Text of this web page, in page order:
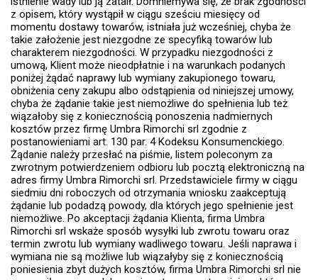
z opisem, który wystąpił w ciągu sześciu miesięcy od
momentu dostawy towarów, istniała już wcześniej, chyba że
takie założenie jest niezgodne ze specyfiką towarów lub
charakterem niezgodności. W przypadku niezgodności z
umową, Klient może nieodpłatnie i na warunkach podanych
poniżej żądać naprawy lub wymiany zakupionego towaru,
obniżenia ceny zakupu albo odstąpienia od niniejszej umowy,
chyba że żądanie takie jest niemożliwe do spełnienia lub też
wiązałoby się z koniecznością ponoszenia nadmiernych
kosztów przez firmę Umbra Rimorchi srl zgodnie z
postanowieniami art. 130 par. 4 Kodeksu Konsumenckiego.
Żądanie należy przesłać na piśmie, listem poleconym za
zwrotnym potwierdzeniem odbioru lub pocztą elektroniczną na
adres firmy Umbra Rimorchi srl. Przedstawiciele firmy w ciągu
siedmiu dni roboczych od otrzymania wniosku zaakceptują
żądanie lub podadzą powody, dla których jego spełnienie jest
niemożliwe. Po akceptacji żądania Klienta, firma Umbra
Rimorchi srl wskaże sposób wysyłki lub zwrotu towaru oraz
termin zwrotu lub wymiany wadliwego towaru. Jeśli naprawa i
wymiana nie są możliwe lub wiązałyby się z koniecznością
poniesienia zbyt dużych kosztów, firma Umbra Rimorchi srl nie